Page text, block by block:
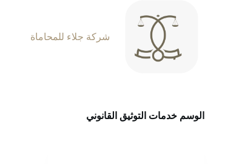
شركة جلاء للمحاماة
الوسم خدمات التوثيق القانوني